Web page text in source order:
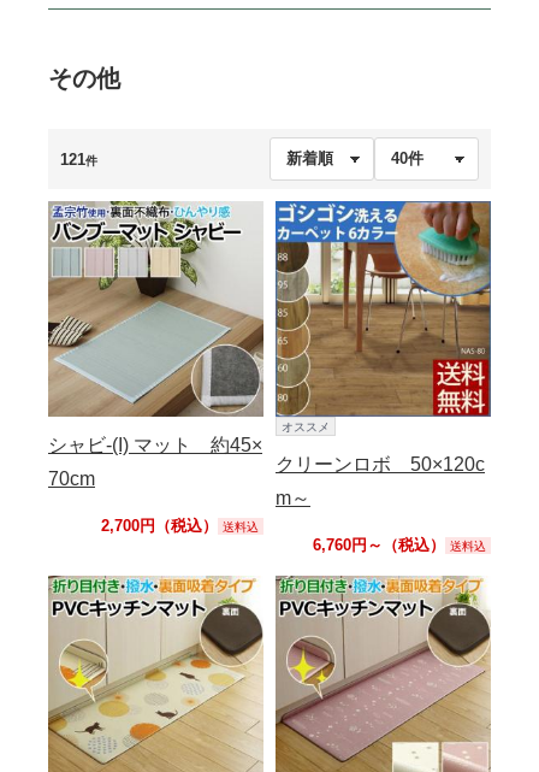
その他
121件
シャビ-(I) マット 約45×
70cm
2,700円（税込） 送料込
オススメ
クリーンロボ 50×120c
m～
6,760円～（税込） 送料込